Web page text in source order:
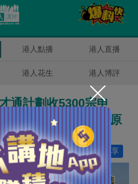
港人點播 港人直播
港人花生 港人博評
通計劃收5300宗申
孫玉菡：進度超乎原
分享
讚好 12